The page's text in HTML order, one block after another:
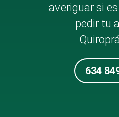
averiguar si
pedir tu
634